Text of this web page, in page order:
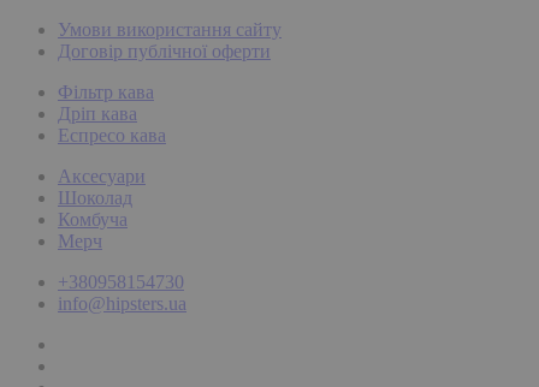
Умови використання сайту
Договір публічної оферти
Фільтр кава
Дріп кава
Еспресо кава
Аксесуари
Шоколад
Комбуча
Мерч
+380958154730
info@hipsters.ua